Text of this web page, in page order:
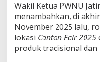
Wakil Ketua PWNU
menambahkan, di
November 2025 lalu,
lokasi Canton Fair 2025
produk tradisional dan